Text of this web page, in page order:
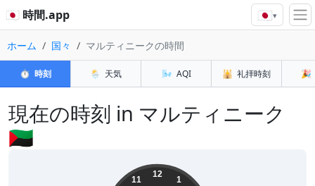
🇯🇵 時間.app 🇯🇵▾
ホーム 国々 マルティニークの時間
⏱️ 時刻 🌦️ 天気 🌬️ AQI 🕌 礼拝時刻 🎉
現在の時刻 in マルティニーク
🇲🇶
12
1
11